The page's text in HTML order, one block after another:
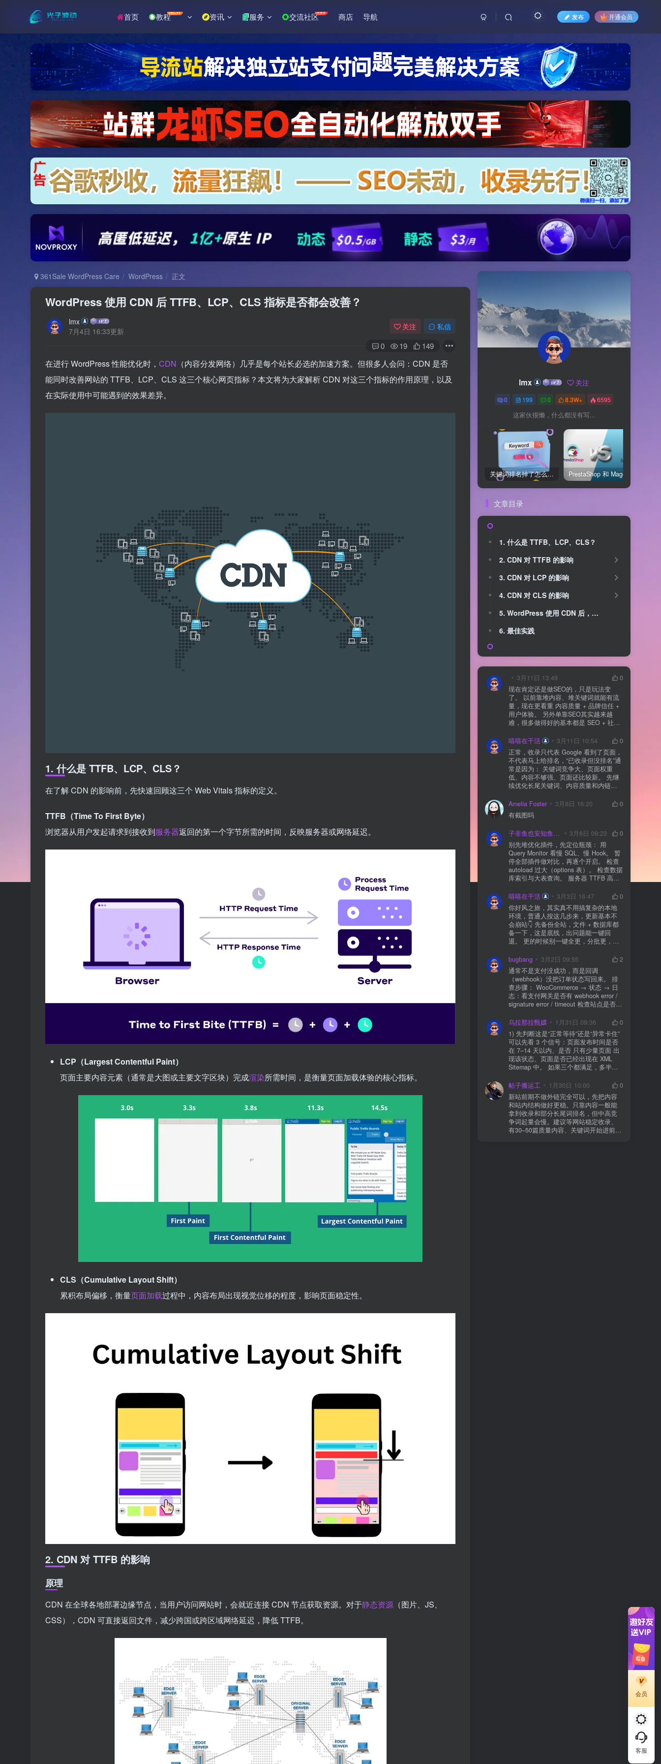
首页 教程NEW 资讯 服务 交流社区+99 商店 导航 发布 开通会员
361Sale WordPress Care WordPress 正文
WordPress 使用 CDN 后 TTFB、LCP、CLS 指标是否都会改善？
lmx
7月4日 16:33更新
关注 私信
0 19 149
在进行 WordPress 性能优化时， CDN （内容分发网络）几乎是每个站长必选的加速方案。但很多人会问：CDN 是否
能同时改善网站的 TTFB、LCP、CLS 这三个核心网页指标？本文将为大家解析 CDN 对这三个指标的作用原理，以及
在实际使用中可能遇到的效果差异。
1. 什么是 TTFB、LCP、CLS？
在了解 CDN 的影响前，先快速回顾这三个 Web Vitals 指标的定义。
TTFB（Time To First Byte）
浏览器从用户发起请求到接收到服务器返回的第一个字节所需的时间，反映服务器或网络延迟。
LCP（Largest Contentful Paint）
页面主要内容元素（通常是大图或主要文字区块）完成渲染所需时间，是衡量页面加载体验的核心指标。
CLS（Cumulative Layout Shift）
累积布局偏移，衡量页面加载过程中，内容布局出现视觉位移的程度，影响页面稳定性。
2. CDN 对 TTFB 的影响
原理
CDN 在全球各地部署边缘节点，当用户访问网站时，会就近连接 CDN 节点获取资源。对于静态资源 （图片、JS、
CSS），CDN 可直接返回文件，减少跨国或跨区域网络延迟，降低 TTFB。
lmx 关注
0 199 0 8.3W+ 6595
这家伙很懒，什么都没有写...
关键词排名掉了怎么办？用关键词排名软件快速诊断问题
文章目录
1. 什么是 TTFB、LCP、CLS？
2. CDN 对 TTFB 的影响
3. CDN 对 LCP 的影响
4. CDN 对 CLS 的影响
5. WordPress 使用 CDN 后，三个指标改善效果总结
6. 最佳实践
3月11日 13:49
0
现在肯定还是做SEO的，只是玩法变
了。 以前靠堆内容、堆关键词就能有流
量，现在更看重 内容质量 + 品牌信任 +
用户体验。 另外单靠SEO其实越来越
难，很多做得好的基本都是 SEO + 社媒
质还是一个长期获客渠道，但不能再当
成唯一渠道了。
嘻嘻在干活 3月11日 10:54
0
正常，收录只代表 Google 看到了页面，
不代表马上给排名，“已收录但没排名”通
常是因为： 关键词竞争大、页面权重
低、内容不够强、页面还比较新。 先继
续优化长尾关键词、内容质量和内链，
Amelia Foster
3月6日 16:20
0
有截图吗
子非鱼也安知鱼之乐 3月6日 09:23
0
别先堆优化插件，先定位瓶颈： 用
Query Monitor 看慢 SQL、慢 Hook。 暂
停全部插件做对比，再逐个开启。 检查
autoload 过大（options 表）。 检查数据
库索引与大表查询。 服务器 TTFB 高就
嘻嘻在干活
3月3日 16:47
0
你好风之旅，其实真不用搞复杂的本地
环境，普通人按这几步来，更新基本不
会崩站👇 先备份全站，文件 + 数据库都
备一下，这是底线，出问题能一键回
退。 更的时候别一键全更，分批更，先
立刻清缓存，去前台检查首页、文章
页、按钮、表单这些关键位置。 最好再
装个支持版本回滚的插件，万一崩了，
一秒切回旧版。 总结来说：先备份、分
批更、更完查、留退路，稳得很✅😎希望
能帮到你
bugbang 3月2日 09:55
2
通常不是支付没成功，而是回调
（webhook）没把订单状态写回来。 排
查步骤： WooCommerce → 状态 → 日
志：看支付网关是否有 webhook error /
signature error / timeout 检查站点是否被
全插件） 检查是否启用了“缓存结账页/接
口路径”（结账页和回调接口不应缓存）
看服务器错误日志是否有 500/致命错误
导致回调执行中断 解决方案： 放行 wp-
json、wc-api、支付网关回调 URL（按网
关文档配置） 关闭结账页的缓存与 JS
合并压缩测试一次 若使用 Cloudflare：
则
乌拉那拉甄嬛 1月31日 09:36
0
1) 先判断这是“正常等待”还是“异常卡住”
可以先看 3 个信号：页面发布时间是否
在 7–14 天以内、是否 只有少量页面 出
现该状态、页面是否已经出现在 XML
Sitemap 中。 如果三个都满足，多半属
手。 2) 什么情况下“等”是没用的？ 以下
情况基本不会靠时间自动解决：页面几
乎没有内链（孤立页）、内容与站内已
有页面高度相似、canonical 指向了别的
URL、同一主题短时间发布太多相似文
章。 这种情况下，Google 已经抓取，但
判断“当前不值得进入索引”。 3) 最有效
帖子搬运工 1月30日 10:00
0
新站前期不做外链完全可以，先把内容
和站内结构做好更稳。只靠内容一般能
拿到收录和部分长尾词排名，但中高竞
争词起量会慢。建议等网站稳定收录、
有30–50篇质量内容、关键词开始进前
会员
客服